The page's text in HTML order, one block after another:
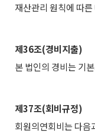
재산관리 원칙에 따른
제36조(경비지출)
본 법인의 경비는 기
제37조(회비규정)
회원의연회비는 다음